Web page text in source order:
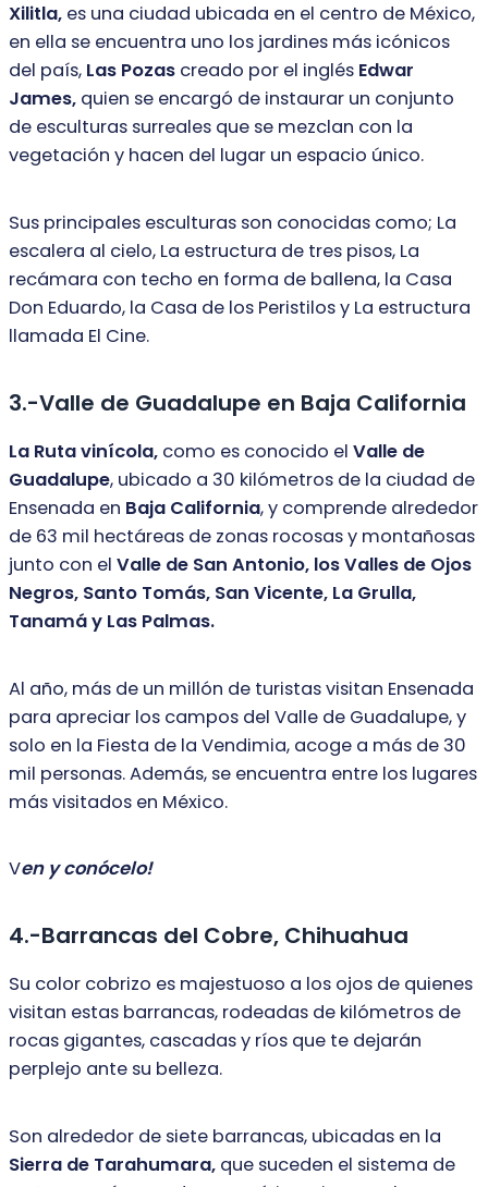
Xilitla, es una ciudad ubicada en el centro de México,
en ella se encuentra uno los jardines más icónicos
del país, Las Pozas creado por el inglés Edwar
James, quien se encargó de instaurar un conjunto
de esculturas surreales que se mezclan con la
vegetación y hacen del lugar un espacio único.
Sus principales esculturas son conocidas como; La
escalera al cielo, La estructura de tres pisos, La
recámara con techo en forma de ballena, la Casa
Don Eduardo, la Casa de los Peristilos y La estructura
llamada El Cine.
3.-Valle de Guadalupe en Baja California
La Ruta vinícola, como es conocido el Valle de
Guadalupe, ubicado a 30 kilómetros de la ciudad de
Ensenada en Baja California, y comprende alrededor
de 63 mil hectáreas de zonas rocosas y montañosas
junto con el Valle de San Antonio, los Valles de Ojos
Negros, Santo Tomás, San Vicente, La Grulla,
Tanamá y Las Palmas.
Al año, más de un millón de turistas visitan Ensenada
para apreciar los campos del Valle de Guadalupe, y
solo en la Fiesta de la Vendimia, acoge a más de 30
mil personas. Además, se encuentra entre los lugares
más visitados en México.
Ven y conócelo!
4.-Barrancas del Cobre, Chihuahua
Su color cobrizo es majestuoso a los ojos de quienes
visitan estas barrancas, rodeadas de kilómetros de
rocas gigantes, cascadas y ríos que te dejarán
perplejo ante su belleza.
Son alrededor de siete barrancas, ubicadas en la
Sierra de Tarahumara, que suceden el sistema de